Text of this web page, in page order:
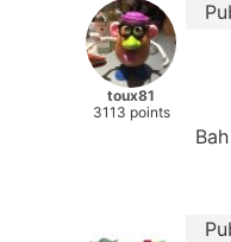
toux81
3113 points